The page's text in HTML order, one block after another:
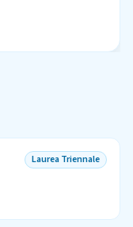
Laurea Triennale